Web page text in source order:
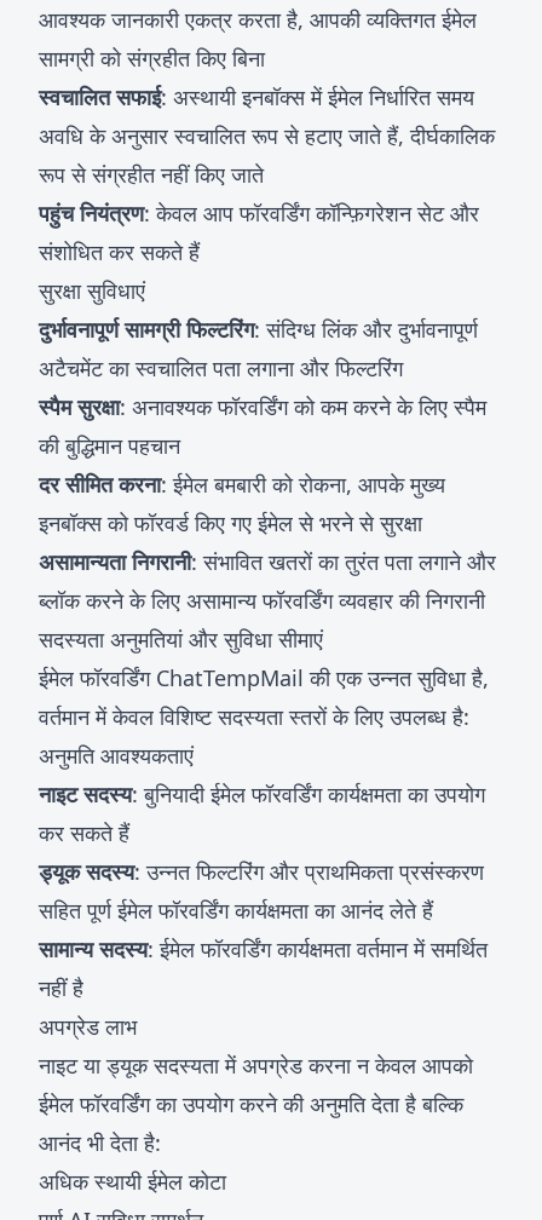
आवश्यक जानकारी एकत्र करता है, आपकी व्यक्तिगत ईमेल
सामग्री को संग्रहीत किए बिना
स्वचालित सफाई: अस्थायी इनबॉक्स में ईमेल निर्धारित समय
अवधि के अनुसार स्वचालित रूप से हटाए जाते हैं, दीर्घकालिक
रूप से संग्रहीत नहीं किए जाते
पहुंच नियंत्रण: केवल आप फॉरवर्डिंग कॉन्फ़िगरेशन सेट और
संशोधित कर सकते हैं
सुरक्षा सुविधाएं
दुर्भावनापूर्ण सामग्री फिल्टरिंग: संदिग्ध लिंक और दुर्भावनापूर्ण
अटैचमेंट का स्वचालित पता लगाना और फिल्टरिंग
स्पैम सुरक्षा: अनावश्यक फॉरवर्डिंग को कम करने के लिए स्पैम
की बुद्धिमान पहचान
दर सीमित करना: ईमेल बमबारी को रोकना, आपके मुख्य
इनबॉक्स को फॉरवर्ड किए गए ईमेल से भरने से सुरक्षा
असामान्यता निगरानी: संभावित खतरों का तुरंत पता लगाने और
ब्लॉक करने के लिए असामान्य फॉरवर्डिंग व्यवहार की निगरानी
सदस्यता अनुमतियां और सुविधा सीमाएं
ईमेल फॉरवर्डिंग ChatTempMail की एक उन्नत सुविधा है,
वर्तमान में केवल विशिष्ट सदस्यता स्तरों के लिए उपलब्ध है:
अनुमति आवश्यकताएं
नाइट सदस्य: बुनियादी ईमेल फॉरवर्डिंग कार्यक्षमता का उपयोग
कर सकते हैं
ड्यूक सदस्य: उन्नत फिल्टरिंग और प्राथमिकता प्रसंस्करण
सहित पूर्ण ईमेल फॉरवर्डिंग कार्यक्षमता का आनंद लेते हैं
सामान्य सदस्य: ईमेल फॉरवर्डिंग कार्यक्षमता वर्तमान में समर्थित
नहीं है
अपग्रेड लाभ
नाइट या ड्यूक सदस्यता में अपग्रेड करना न केवल आपको
ईमेल फॉरवर्डिंग का उपयोग करने की अनुमति देता है बल्कि
आनंद भी देता है:
अधिक स्थायी ईमेल कोटा